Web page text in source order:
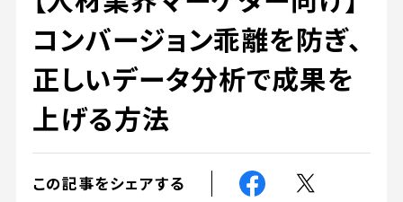
コンバージョン乖離を防ぎ、
正しいデータ分析で成果を
上げる方法
この記事をシェアする